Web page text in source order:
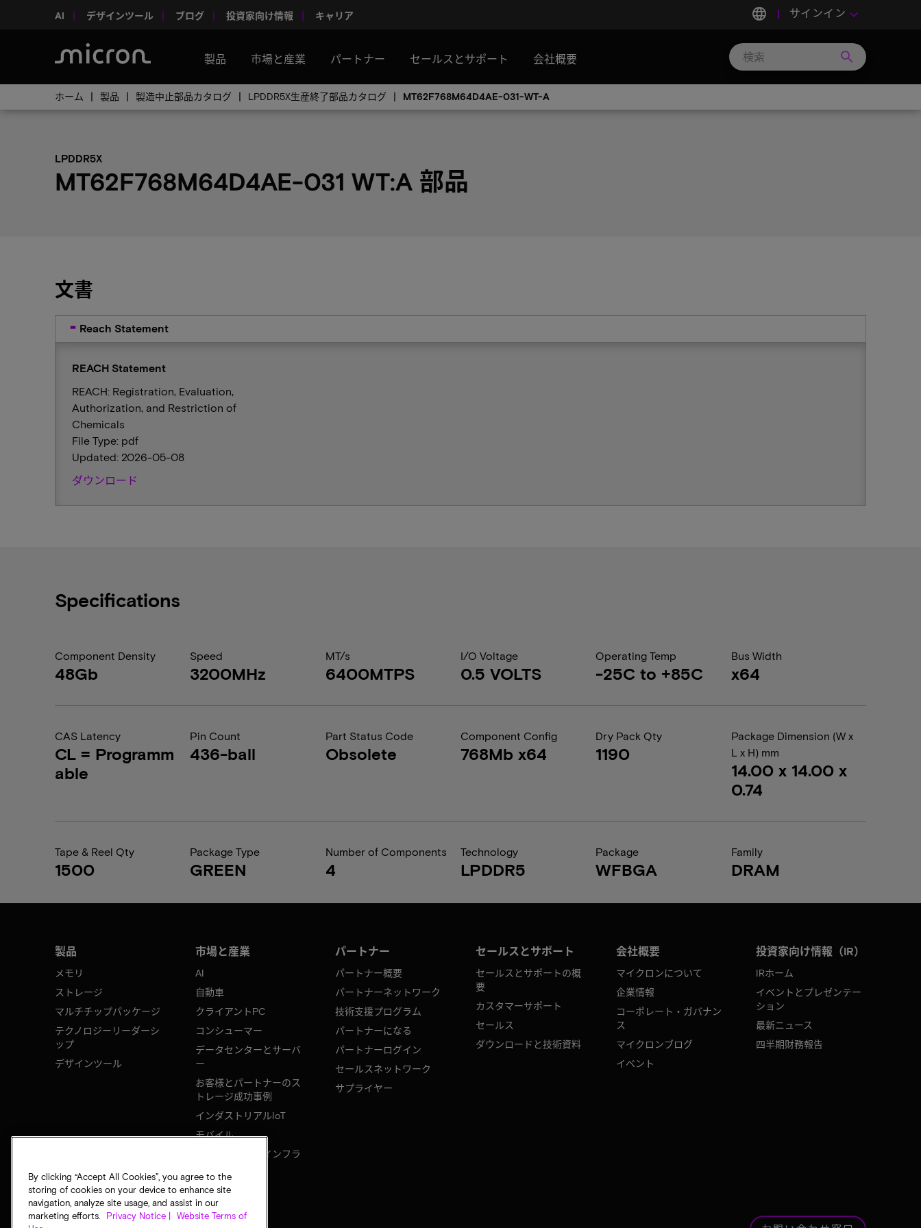
AI デザインツール ブログ 投資家向け情報 キャリア language サインイン keyboard_arrow_down
製品 市場と産業 パートナー セールスとサポート 会社概要 search
ホーム 製品 製造中止部品カタログ LPDDR5X生産終了部品カタログ MT62F768M64D4AE-031-WT-A
LPDDR5X
MT62F768M64D4AE-031 WT:A 部品
文書
Reach Statement
REACH Statement
REACH: Registration, Evaluation,
Authorization, and Restriction of
Chemicals
File Type: pdf
Updated: 2026-05-08
ダウンロード
Specifications
Component Density
48Gb
Speed
3200MHz
MT/s
6400MTPS
I/O Voltage
0.5 VOLTS
Operating Temp
-25C to +85C
Bus Width
x64
CAS Latency
CL = Programm
able
Pin Count
436-ball
Part Status Code
Obsolete
Component Config
768Mb x64
Dry Pack Qty
1190
Package Dimension (W x
L x H) mm
14.00 x 14.00 x
0.74
Tape & Reel Qty
1500
Package Type
GREEN
Number of Components
4
Technology
LPDDR5
Package
WFBGA
Family
DRAM
製品
メモリ
ストレージ
マルチチップパッケージ
テクノロジーリーダーシ
ップ
デザインツール
市場と産業
AI
自動車
クライアントPC
コンシューマー
データセンターとサーバ
ー
お客様とパートナーのス
トレージ成功事例
インダストリアルIoT
モバイル
ネットワークのインフラ
パートナー
パートナー概要
パートナーネットワーク
技術支援プログラム
パートナーになる
パートナーログイン
セールスネットワーク
サプライヤー
セールスとサポート
セールスとサポートの概
要
カスタマーサポート
セールス
ダウンロードと技術資料
会社概要
マイクロンについて
企業情報
コーポレート・ガバナン
ス
マイクロンブログ
イベント
投資家向け情報（IR）
IRホーム
イベントとプレゼンテー
ション
最新ニュース
四半期財務報告
By clicking “Accept All Cookies”, you agree to the
storing of cookies on your device to enhance site
navigation, analyze site usage, and assist in our
marketing efforts.
Privacy Notice |
Website Terms of